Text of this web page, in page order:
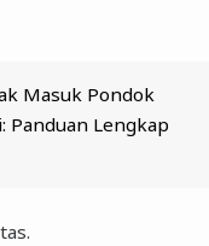
Masuk Pondok
Panduan Lengkap